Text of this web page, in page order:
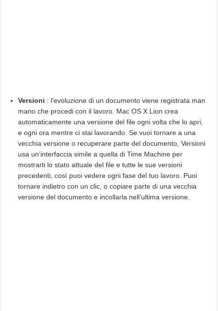
Versioni : l’evoluzione di un documento viene registrata man
mano che procedi con il lavoro. Mac OS X Lion crea
automaticamente una versione del file ogni volta che lo apri,
e ogni ora mentre ci stai lavorando. Se vuoi tornare a una
vecchia versione o recuperare parte del documento, Versioni
usa un’interfaccia simile a quella di Time Machine per
mostrarti lo stato attuale del file e tutte le sue versioni
precedenti, così puoi vedere ogni fase del tuo lavoro. Puoi
tornare indietro con un clic, o copiare parte di una vecchia
versione del documento e incollarla nell’ultima versione.